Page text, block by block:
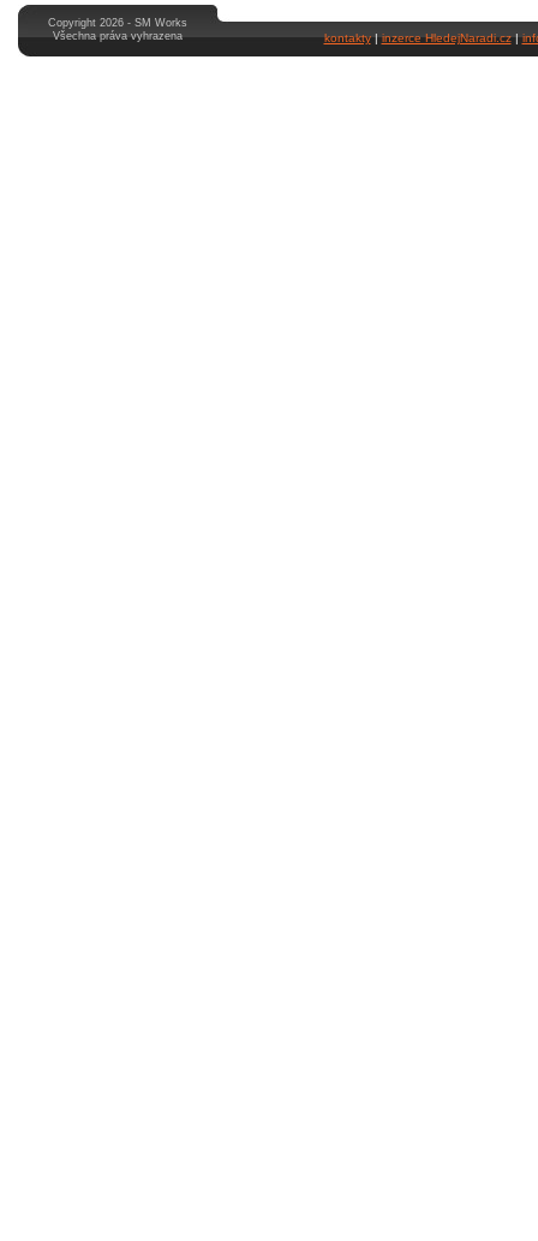
Copyright 2026 - SM Works
Všechna práva vyhrazena
kontakty|inzerce HledejNaradi.cz|